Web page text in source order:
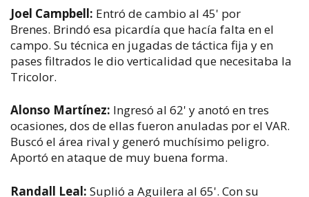
Joel Campbell: Entró de cambio al 45' por
Brenes. Brindó esa picardía que hacía falta en el
campo. Su técnica en jugadas de táctica fija y en
pases filtrados le dio verticalidad que necesitaba la
Tricolor.
Alonso Martínez: Ingresó al 62' y anotó en tres
ocasiones, dos de ellas fueron anuladas por el VAR.
Buscó el área rival y generó muchísimo peligro.
Aportó en ataque de muy buena forma.
Randall Leal: Suplió a Aguilera al 65'. Con su